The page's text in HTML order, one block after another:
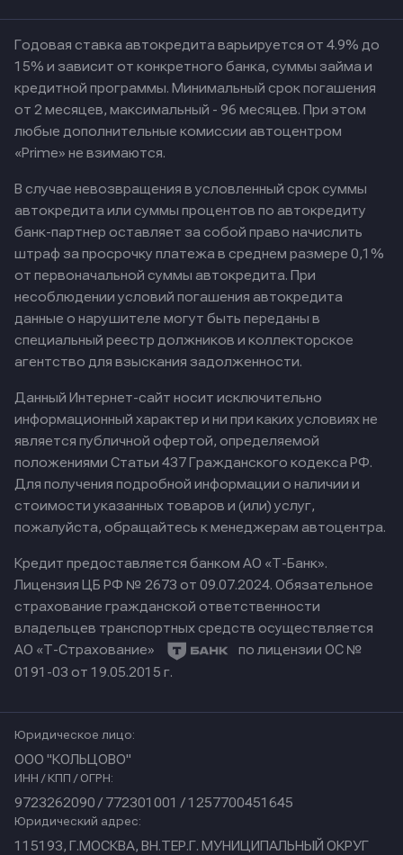
Годовая ставка автокредита варьируется от 4.9% до
15% и зависит от конкретного банка, суммы займа и
кредитной программы. Минимальный срок погашения
от 2 месяцев, максимальный - 96 месяцев. При этом
любые дополнительные комиссии автоцентром
«Prime» не взимаются.
В случае невозвращения в условленный срок суммы
автокредита или суммы процентов по автокредиту
банк-партнер оставляет за собой право начислить
штраф за просрочку платежа в среднем размере 0,1%
от первоначальной суммы автокредита. При
несоблюдении условий погашения автокредита
данные о нарушителе могут быть переданы в
специальный реестр должников и коллекторское
агентство для взыскания задолженности.
Данный Интернет-сайт носит исключительно
информационный характер и ни при каких условиях не
является публичной офертой, определяемой
положениями Статьи 437 Гражданского кодекса РФ.
Для получения подробной информации о наличии и
стоимости указанных товаров и (или) услуг,
пожалуйста, обращайтесь к менеджерам автоцентра.
Кредит предоставляется банком АО «Т-Банк».
Лицензия ЦБ РФ № 2673 от 09.07.2024. Обязательное
страхование гражданской ответственности
владельцев транспортных средств осуществляется
АО «Т-Страхование»
по лицензии ОС №
0191-03 от 19.05.2015 г.
Юридическое лицо:
ООО "КОЛЬЦОВО"
ИНН / КПП / ОГРН:
9723262090 / 772301001 / 1257700451645
Юридический адрес:
115193, Г.МОСКВА, ВН.ТЕР.Г. МУНИЦИПАЛЬНЫЙ ОКРУГ